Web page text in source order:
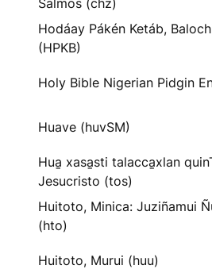
Salmos (chz)
Hodáay Pákén Ketáb,
(HPKB)
Holy Bible Nigerian Pidgin
Huave (huvSM)
Hua̱ xasa̱sti talacca̱xlan
Jesucristo (tos)
Huitoto, Minica: Juziñamui
(hto)
Huitoto, Murui (huu)